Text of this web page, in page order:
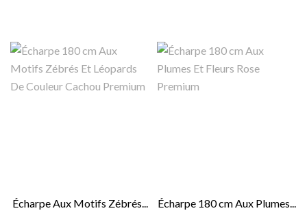
Écharpe Aux Motifs Zébrés... Écharpe 180 cm Aux Plumes...